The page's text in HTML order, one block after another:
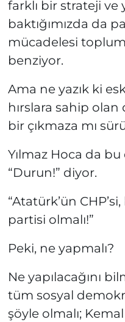
farklı bir strateji ve
baktığımızda da
mücadelesi
benziyor.
Ama ne yazık ki
hırslara sahip
bir çıkmaza mı
Yılmaz Hoca da bu
“Durun!” diyor.
“Atatürk’ün
partisi olmalı!”
Peki, ne yapmalı?
Ne yapılacağını
tüm sosyal
şöyle olmalı; Kemal